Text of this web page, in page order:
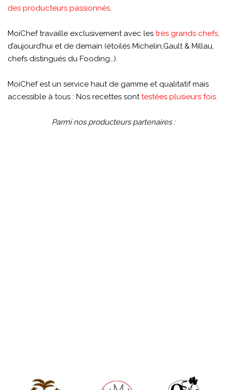
des producteurs passionnés.
MoiChef travaille exclusivement avec les très grands chefs,
d’aujourd’hui et de demain (étoilés Michelin,Gault & Millau,
chefs distingués du Fooding…).
MoiChef est un service haut de gamme et qualitatif mais
accessible à tous : Nos recettes sonttestées plusieurs fois.
Parmi nos producteurs partenaires :